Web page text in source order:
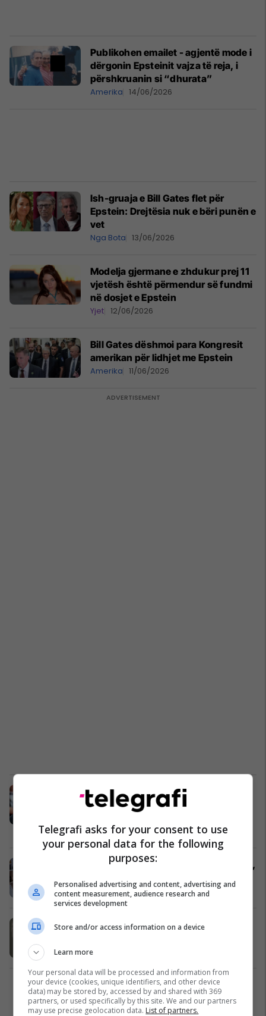
Publikohen emailet - agjentë mode i
dërgonin Epsteinit vajza të reja, i
përshkruanin si “dhurata”
Amerika 14/06/2026
Ish-gruaja e Bill Gates flet për
Epstein: Drejtësia nuk e bëri punën e
vet
Nga Bota 13/06/2026
Modelja gjermane e zhdukur prej 11
vjetësh është përmendur së fundmi
në dosjet e Epstein
Yjet 12/06/2026
Bill Gates dëshmoi para Kongresit
amerikan për lidhjet me Epstein
Amerika 11/06/2026
Shakaja e Robert De Niros për
Trumpin dhe Epsteinin shkakton
Yjet 21/05/2026
Hetimi për Epstein merr kthesë të re,
Evropa 18/05/2026
Publikohet letra që Epstein
Amerika
1
Telegrafi asks for your consent to use
your personal data for the following
purposes:
Personalised advertising and content, advertising and
content measurement, audience research and
services development
Store and/or access information on a device
Learn more
Your personal data will be processed and information from
your device (cookies, unique identifiers, and other device
data) may be stored by, accessed by and shared with 369
partners, or used specifically by this site. We and our partners
may use precise geolocation data. List of partners.